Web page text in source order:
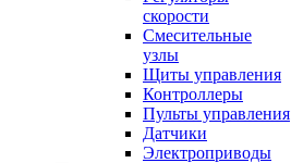
скорости
Смесительные
узлы
Щиты управления
Контроллеры
Пульты управления
Датчики
Электроприводы